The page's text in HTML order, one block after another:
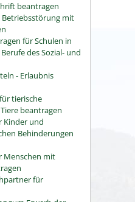
beantragen
Betriebsstörung mit
für Schulen in
des Sozial- und
- Erlaubnis
tierische
beantragen
Kinder und
Behinderungen
Menschen mit
für